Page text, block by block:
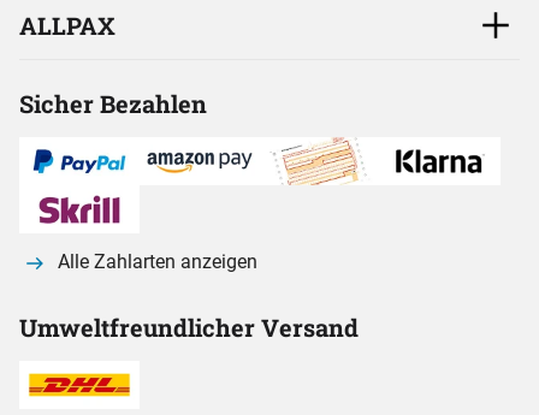
ALLPAX
Sicher Bezahlen
Alle Zahlarten anzeigen
Umweltfreundlicher Versand